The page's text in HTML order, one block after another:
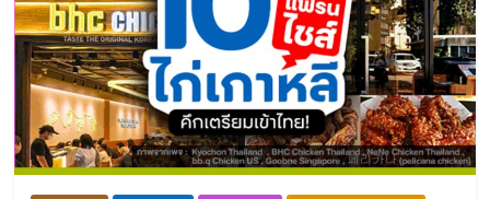
ประเทศไทย,
ThaiSMEsCenter,
รวม